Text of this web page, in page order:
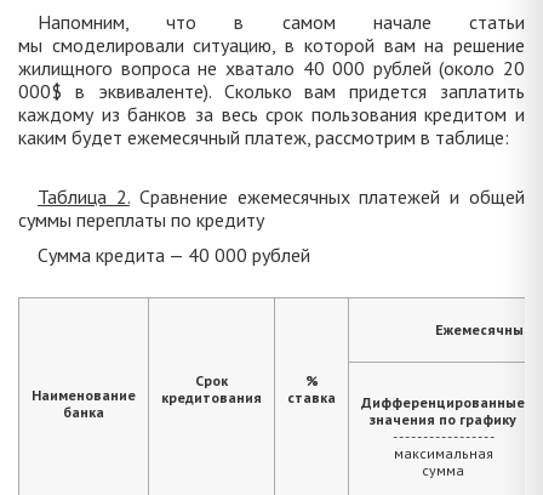
Напомним, что в самом начале статьи
мы смоделировали ситуацию, в которой вам на решение
жилищного вопроса не хватало 40 000 рублей (около 20
000$ в эквиваленте). Сколько вам придется заплатить
каждому из банков за весь срок пользования кредитом и
каким будет ежемесячный платеж, рассмотрим в таблице:
Таблица 2.Сравнение ежемесячных платежей и общей
суммы переплаты по кредиту
Сумма кредита — 40 000 рублей
Наименование
банка
Срок
кредитования
%
ставка
Ежемесячный
Дифференцированные
значения по графику
- - - - - - - - - - - - - - - - -
максимальная
сумма